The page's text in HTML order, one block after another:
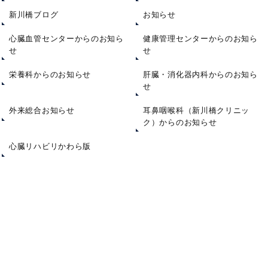
新川橋ブログ お知らせ
心臓血管センターからのお知ら
せ
健康管理センターからのお知ら
せ
栄養科からのお知らせ
肝臓・消化器内科からのお知ら
せ
外来総合お知らせ
耳鼻咽喉科（新川橋クリニッ
ク）からのお知らせ
心臓リハビリかわら版